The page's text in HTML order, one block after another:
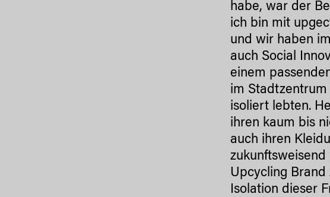
habe, war der
ich bin mit
und wir haben
auch Social
einem
im Stadtzentrum
isoliert lebten.
ihren kaum bis
auch ihren
zukunftsweisend
Upcycling Brand
Isolation dieser